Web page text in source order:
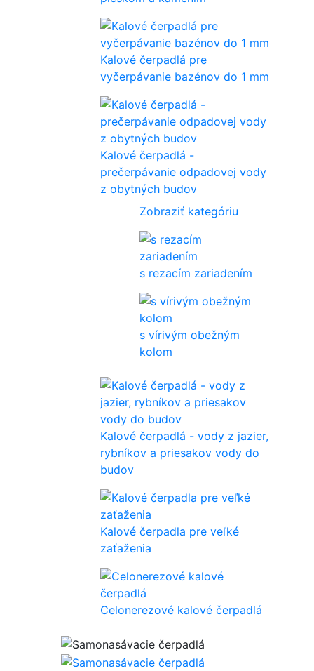
Kalové čerpadlá pre
vyčerpávanie bazénov do 1 mm
Kalové čerpadlá -
prečerpávanie odpadovej vody
z obytných budov
Zobraziť kategóriu
s rezacím zariadením
s vírivým obežným
kolom
Kalové čerpadlá - vody z jazier,
rybníkov a priesakov vody do
budov
Kalové čerpadla pre veľké
zaťaženia
Celonerezové kalové čerpadlá